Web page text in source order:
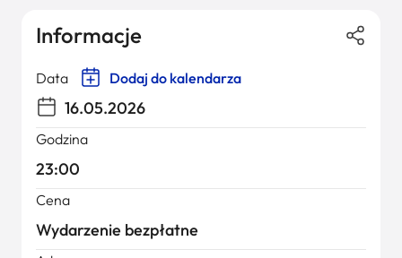
Informacje
Data Dodaj do kalendarza
16.05.2026
Godzina
23:00
Cena
Wydarzenie bezpłatne